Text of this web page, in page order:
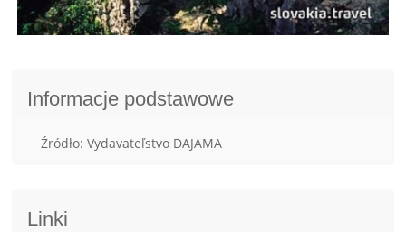
Informacje podstawowe
Źródło: Vydavateľstvo DAJAMA
Linki